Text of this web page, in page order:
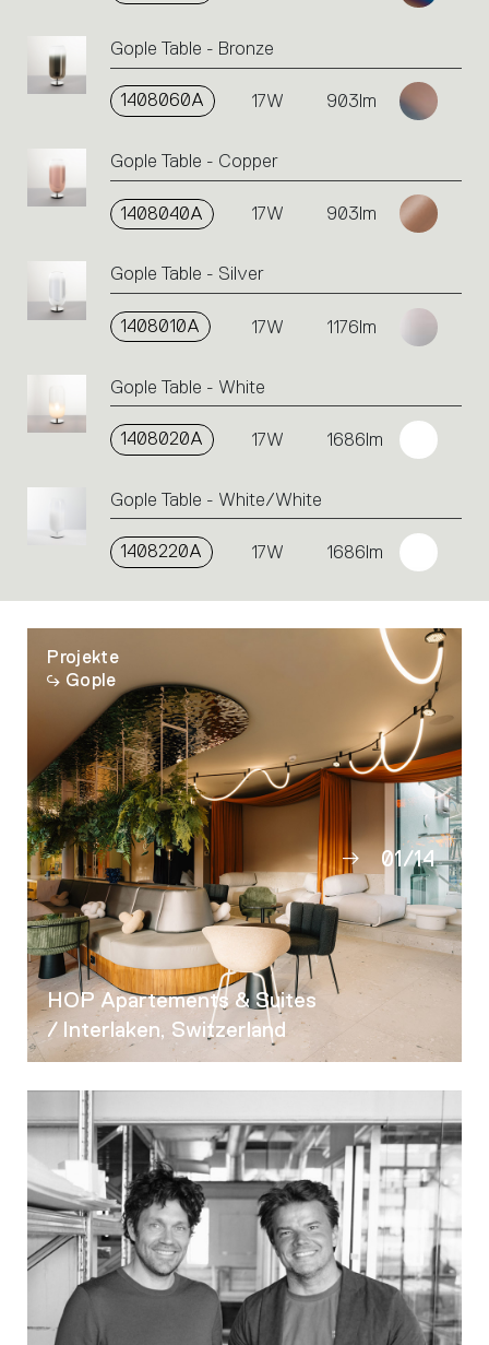
Gople Table - Bronze
1408060A 17W 903lm
Gople Table - Copper
1408040A 17W 903lm
Gople Table - Silver
1408010A 17W 1176lm
Gople Table - White
1408020A 17W 1686lm
Gople Table - White/White
1408220A 17W 1686lm
Projekte
Gople
HOP Apartements & Suites
/ Interlaken, Switzerland
01
02
03
04
07
08
09
11
12
13
14
/14